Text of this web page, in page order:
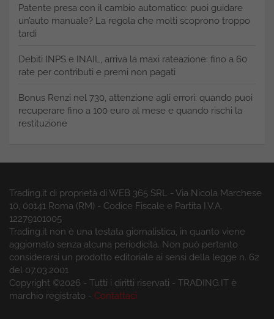
Patente presa con il cambio automatico: puoi guidare
un’auto manuale? La regola che molti scoprono troppo
tardi
Debiti INPS e INAIL, arriva la maxi rateazione: fino a 60
rate per contributi e premi non pagati
Bonus Renzi nel 730, attenzione agli errori: quando puoi
recuperare fino a 100 euro al mese e quando rischi la
restituzione
Trading.it di proprietà di WEB 365 SRL - Via Nicola Marchese
10, 00141 Roma (RM) - Codice Fiscale e Partita I.V.A.
12279101005
Trading.it non è una testata giornalistica, in quanto viene
aggiornato senza alcuna periodicità. Non può pertanto
considerarsi un prodotto editoriale ai sensi della legge n. 62
del 07.03.2001
Copyright ©2026 - Tutti i diritti riservati - TRADING.IT è
marchio registrato - Contattaci